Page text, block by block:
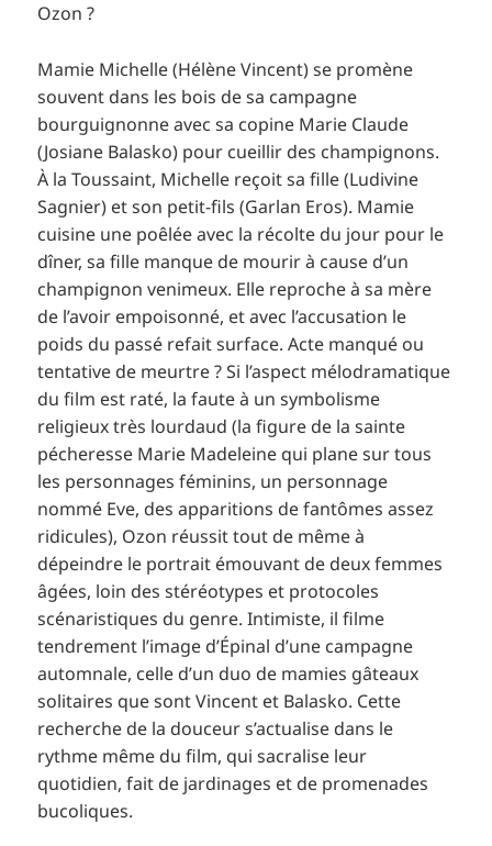
Ozon ?
Mamie Michelle (Hélène Vincent) se promène
souvent dans les bois de sa campagne
bourguignonne avec sa copine Marie Claude
(Josiane Balasko) pour cueillir des champignons.
À la Toussaint, Michelle reçoit sa fille (Ludivine
Sagnier) et son petit-fils (Garlan Eros). Mamie
cuisine une poêlée avec la récolte du jour pour le
dîner, sa fille manque de mourir à cause d’un
champignon venimeux. Elle reproche à sa mère
de l’avoir empoisonné, et avec l’accusation le
poids du passé refait surface. Acte manqué ou
tentative de meurtre ? Si l’aspect mélodramatique
du film est raté, la faute à un symbolisme
religieux très lourdaud (la figure de la sainte
pécheresse Marie Madeleine qui plane sur tous
les personnages féminins, un personnage
nommé Eve, des apparitions de fantômes assez
ridicules), Ozon réussit tout de même à
dépeindre le portrait émouvant de deux femmes
âgées, loin des stéréotypes et protocoles
scénaristiques du genre. Intimiste, il filme
tendrement l’image d’Épinal d’une campagne
automnale, celle d’un duo de mamies gâteaux
solitaires que sont Vincent et Balasko. Cette
recherche de la douceur s’actualise dans le
rythme même du film, qui sacralise leur
quotidien, fait de jardinages et de promenades
bucoliques.